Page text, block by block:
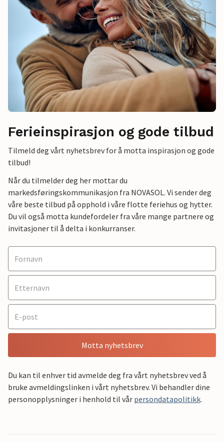
Ferieinspirasjon og gode tilbud
Tilmeld deg vårt nyhetsbrev for å motta inspirasjon og gode
tilbud!
Når du tilmelder deg her mottar du
markedsføringskommunikasjon fra NOVASOL. Vi sender deg
våre beste tilbud på opphold i våre flotte feriehus og hytter.
Du vil også motta kundefordeler fra våre mange partnere og
invitasjoner til å delta i konkurranser.
Motta nyhetsbrev
Du kan til enhver tid avmelde deg fra vårt nyhetsbrev ved å
bruke avmeldingslinken i vårt nyhetsbrev. Vi behandler dine
personopplysninger i henhold til vår persondatapolitikk.